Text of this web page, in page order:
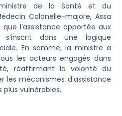
de la Santé et du
Colonelle-majore, Assa
que l’assistance apportée aux
s’inscrit dans une logique
En somme, la ministre a
les acteurs engagés dans
réaffirmant la volonté du
mécanismes d’assistance
vulnérables.